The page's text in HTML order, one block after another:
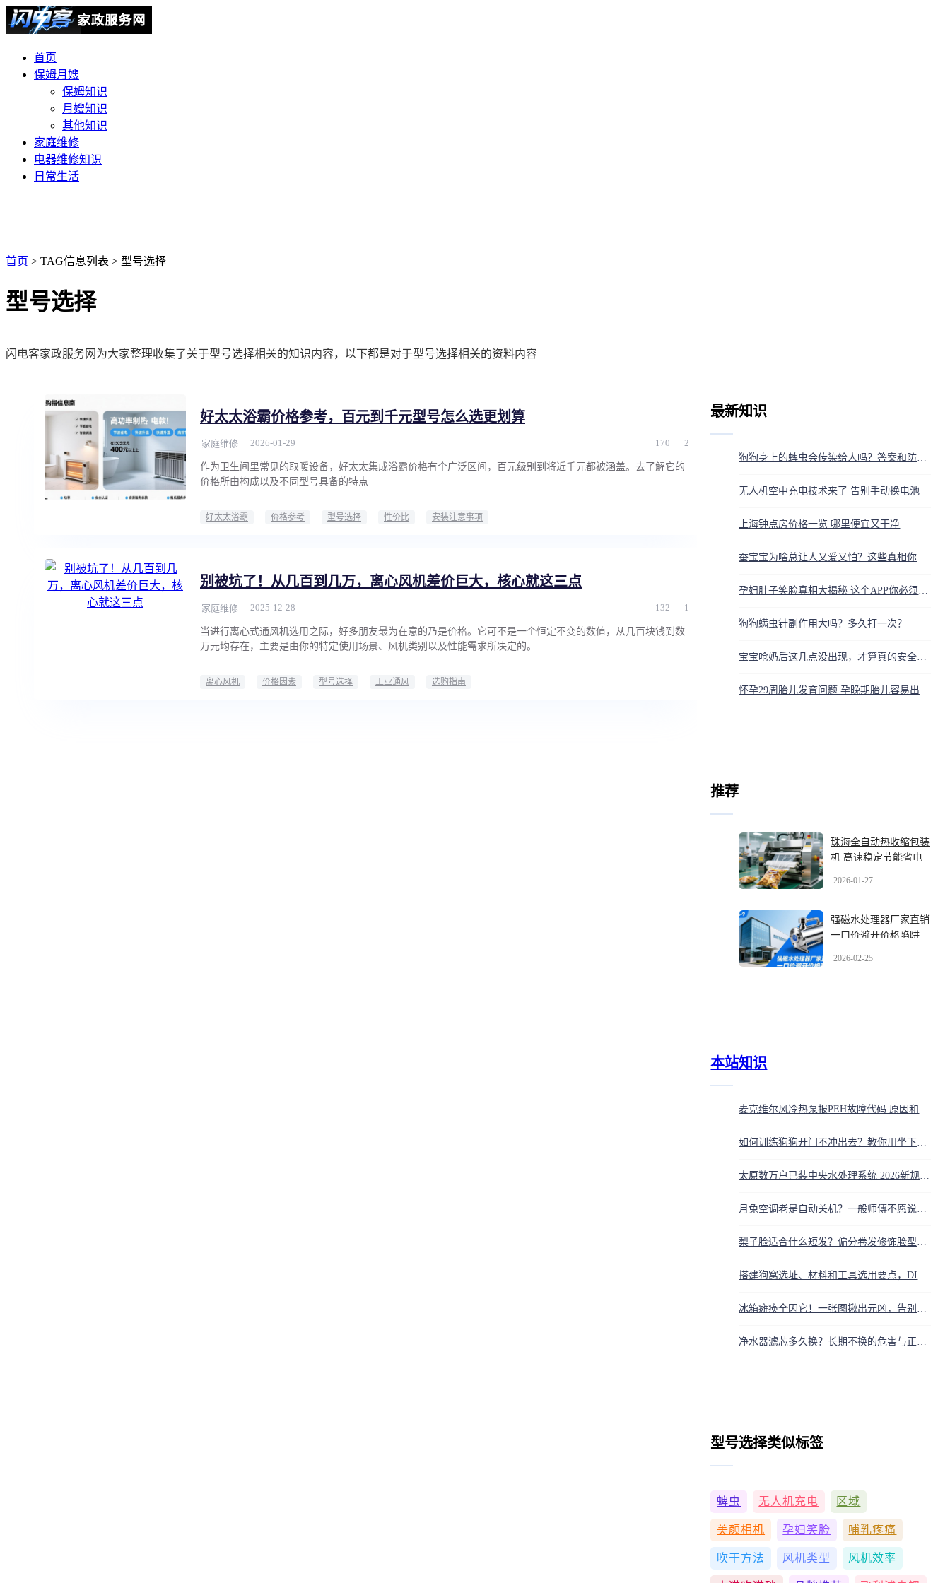
首页
保姆月嫂
保姆知识
月嫂知识
其他知识
家庭维修
电器维修知识
日常生活
首页 > TAG信息列表 > 型号选择
型号选择
闪电客家政服务网为大家整理收集了关于型号选择相关的知识内容，以下都是对于型号选择相关的资料内容
好太太浴霸价格参考，百元到千元型号怎么选更划算
家庭维修 2026-01-29 170 2
作为卫生间里常见的取暖设备，好太太集成浴霸价格有个广泛区间，百元级别到将近千元都被涵盖。去了解它的
价格所由构成以及不同型号具备的特点
好太太浴霸 价格参考 型号选择 性价比 安装注意事项
别被坑了！从几百到几万，离心风机差价巨大，核心就这三点
家庭维修 2025-12-28 132 1
当进行离心式通风机选用之际，好多朋友最为在意的乃是价格。它可不是一个恒定不变的数值，从几百块钱到数
万元均存在，主要是由你的特定使用场景、风机类别以及性能需求所决定的。
离心风机 价格因素 型号选择 工业通风 选购指南
最新知识
狗狗身上的蜱虫会传染给人吗？答案和防护方法都在这
无人机空中充电技术来了 告别手动换电池
上海钟点房价格一览 哪里便宜又干净
蚕宝宝为啥总让人又爱又怕？这些真相你得知道
孕妇肚子笑脸真相大揭秘 这个APP你必须知道
狗狗螨虫针副作用大吗？多久打一次？
宝宝呛奶后这几点没出现，才算真的安全！当心黄金4分钟
怀孕29周胎儿发育问题 孕晚期胎儿容易出现的状况
推荐
珠海全自动热收缩包装
机 高速稳定节能省电
2026-01-27
强磁水处理器厂家直销
一口价避开价格陷阱
2026-02-25
本站知识
型号选择类似标签
蜱虫 无人机充电 区域
美颜相机 孕妇笑脸 哺乳疼痛
吹干方法 风机类型 风机效率